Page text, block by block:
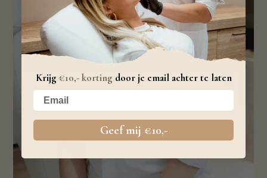
Krijg €10,- korting door je email achter te laten
Your email
Geef mij €10,-